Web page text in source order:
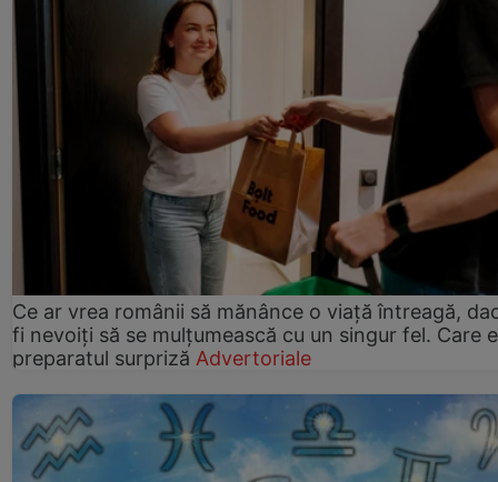
Ce ar vrea românii să mănânce o viață întreagă,
fi nevoiți să se mulțumească cu un singur fel. Care e
preparatul surpriză Advertoriale